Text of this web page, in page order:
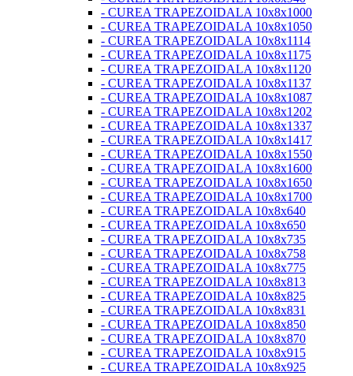
- CUREA TRAPEZOIDALA 10x8x1000
- CUREA TRAPEZOIDALA 10x8x1050
- CUREA TRAPEZOIDALA 10x8x1114
- CUREA TRAPEZOIDALA 10x8x1175
- CUREA TRAPEZOIDALA 10x8x1120
- CUREA TRAPEZOIDALA 10x8x1137
- CUREA TRAPEZOIDALA 10x8x1087
- CUREA TRAPEZOIDALA 10x8x1202
- CUREA TRAPEZOIDALA 10x8x1337
- CUREA TRAPEZOIDALA 10x8x1417
- CUREA TRAPEZOIDALA 10x8x1550
- CUREA TRAPEZOIDALA 10x8x1600
- CUREA TRAPEZOIDALA 10x8x1650
- CUREA TRAPEZOIDALA 10x8x1700
- CUREA TRAPEZOIDALA 10x8x640
- CUREA TRAPEZOIDALA 10x8x650
- CUREA TRAPEZOIDALA 10x8x735
- CUREA TRAPEZOIDALA 10x8x758
- CUREA TRAPEZOIDALA 10x8x775
- CUREA TRAPEZOIDALA 10x8x813
- CUREA TRAPEZOIDALA 10x8x825
- CUREA TRAPEZOIDALA 10x8x831
- CUREA TRAPEZOIDALA 10x8x850
- CUREA TRAPEZOIDALA 10x8x870
- CUREA TRAPEZOIDALA 10x8x915
- CUREA TRAPEZOIDALA 10x8x925